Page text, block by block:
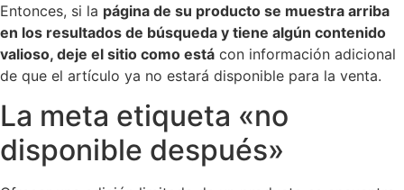
Entonces, si la página de su producto se muestra arriba
en los resultados de búsqueda y tiene algún contenido
valioso, deje el sitio como está con información adicional
de que el artículo ya no estará disponible para la venta.
La meta etiqueta «no
disponible después»